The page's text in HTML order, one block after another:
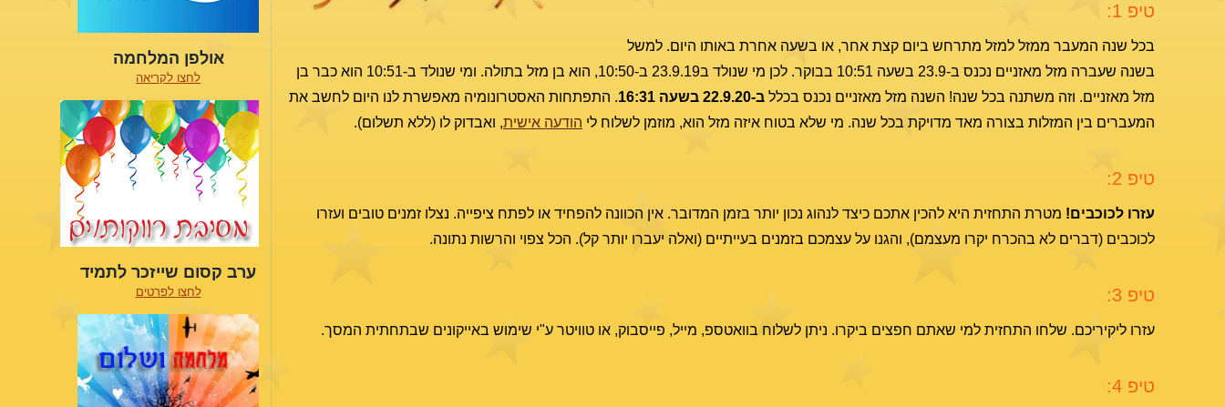
טיפ 1:
בכל שנה המעבר ממזל למזל מתרחש ביום קצת אחר, או בשעה אחרת באותו היום. למשל
בשנה שעברה מזל מאזניים נכנס ב-23.9 בשעה 10:51 בבוקר. לכן מי שנולד ב23.9.19 ב-10:50, הוא בן מזל בתולה. ומי שנולד ב-10:51 הוא כבר בן
מזל מאזניים. וזה משתנה בכל שנה! השנה מזל מאזניים נכנס בכלל ב-22.9.20 בשעה 16:31
. התפתחות האסטרונומיה מאפשרת לנו היום לחשב את
המעברים בין המזלות בצורה מאד מדויקת בכל שנה. מי שלא בטוח איזה מזל הוא, מוזמן לשלוח לי הודעה אישית, ואבדוק לו (ללא תשלום).
טיפ 2:
עזרו לכוכבים! מטרת התחזית היא להכין אתכם כיצד לנהוג נכון יותר בזמן המדובר. אין הכוונה להפחיד או לפתח ציפייה. נצלו זמנים טובים ועזרו
לכוכבים (דברים לא בהכרח יקרו מעצמם), והגנו על עצמכם בזמנים בעייתיים (ואלה יעברו יותר קל). הכל צפוי והרשות נתונה.
טיפ 3:
עזרו ליקיריכם. שלחו התחזית למי שאתם חפצים ביקרו. ניתן לשלוח בוואטספ, מייל, פייסבוק, או טוויטר ע"י שימוש באייקונים שבתחתית המסך.
טיפ 4:
אולפן המלחמה
לחצו לקריאה
ערב קסום שייזכר לתמיד
לחצו לפרטים